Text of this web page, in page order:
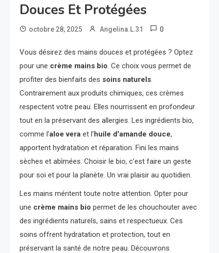
Douces Et Protégées
octobre 28, 2025 Angelina.L.31 0
Vous désirez des mains douces et protégées ? Optez
pour une crème mains bio . Ce choix vous permet de
profiter des bienfaits des soins naturels
Contrairement aux produits chimiques, ces crèmes
respectent votre peau. Elles nourrissent en profondeur
tout en la préservant des allergies. Les ingrédients bio,
comme l’aloe vera et l’huile d’amande douce,
apportent hydratation et réparation. Fini les mains
sèches et abîmées. Choisir le bio, c’est faire un geste
pour soi et pour la planète. Un vrai plaisir au quotidien.
Les mains méritent toute notre attention. Opter pour
une crème mains bio permet de les chouchouter avec
des ingrédients naturels, sains et respectueux. Ces
soins offrent hydratation et protection, tout en
préservant la santé de notre peau. Découvrons